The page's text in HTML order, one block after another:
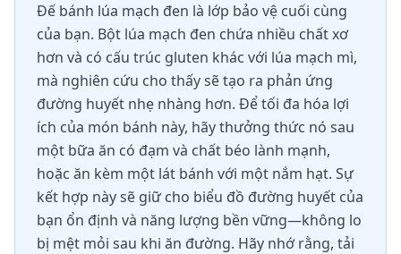
Đế bánh lúa mạch đen là lớp bảo vệ cuối cùng
của bạn. Bột lúa mạch đen chứa nhiều chất xơ
hơn và có cấu trúc gluten khác với lúa mạch mì,
mà nghiên cứu cho thấy sẽ tạo ra phản ứng
đường huyết nhẹ nhàng hơn. Để tối đa hóa lợi
ích của món bánh này, hãy thưởng thức nó sau
một bữa ăn có đạm và chất béo lành mạnh,
hoặc ăn kèm một lát bánh với một nắm hạt. Sự
kết hợp này sẽ giữ cho biểu đồ đường huyết của
bạn ổn định và năng lượng bền vững—không lo
bị mệt mỏi sau khi ăn đường. Hãy nhớ rằng, tải